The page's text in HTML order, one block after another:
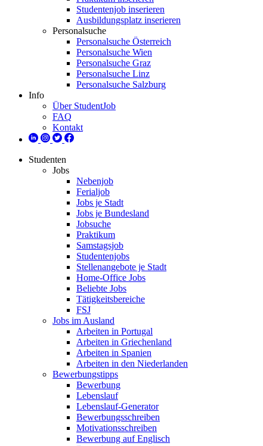
Studentenjob inserieren
Ausbildungsplatz inserieren
Personalsuche
Personalsuche Österreich
Personalsuche Wien
Personalsuche Graz
Personalsuche Linz
Personalsuche Salzburg
Info
Über StudentJob
FAQ
Kontakt
Studenten
Jobs
Nebenjob
Ferialjob
Jobs je Stadt
Jobs je Bundesland
Jobsuche
Praktikum
Samstagsjob
Studentenjobs
Stellenangebote je Stadt
Home-Office Jobs
Beliebte Jobs
Tätigkeitsbereiche
FSJ
Jobs im Ausland
Arbeiten in Portugal
Arbeiten in Griechenland
Arbeiten in Spanien
Arbeiten in den Niederlanden
Bewerbungstipps
Bewerbung
Lebenslauf
Lebenslauf-Generator
Bewerbungsschreiben
Motivationsschreiben
Bewerbung auf Englisch